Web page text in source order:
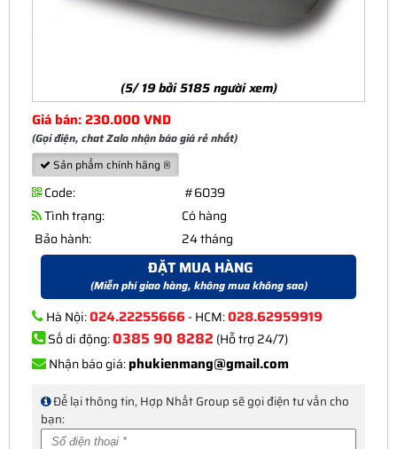
(5/ 19 bởi 5185 người xem)
Giá bán: 230.000 VND
(Gọi điện, chat Zalo nhận báo giá rẻ nhất)
Sản phẩm chính hãng ®
Code:
#6039
Tình trạng:
Có hàng
Bảo hành:
24 tháng
ĐẶT MUA HÀNG
(Miễn phí giao hàng, không mua không sao)
Hà Nội:024.22255666- HCM:028.62959919
Số di động:0385 90 8282 (Hỗ trợ 24/7)
Nhận báo giá:phukienmang@gmail.com
Để lại thông tin, Hợp Nhất Group sẽ gọi điện tư vấn cho
bạn: